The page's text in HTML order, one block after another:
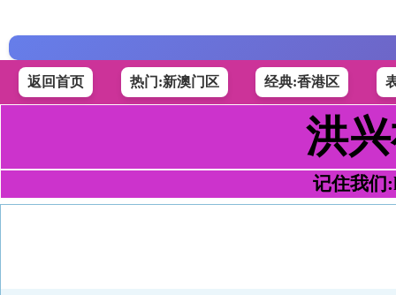
返回首页 热门:新澳门区 经典:香港区
洪
记住我们